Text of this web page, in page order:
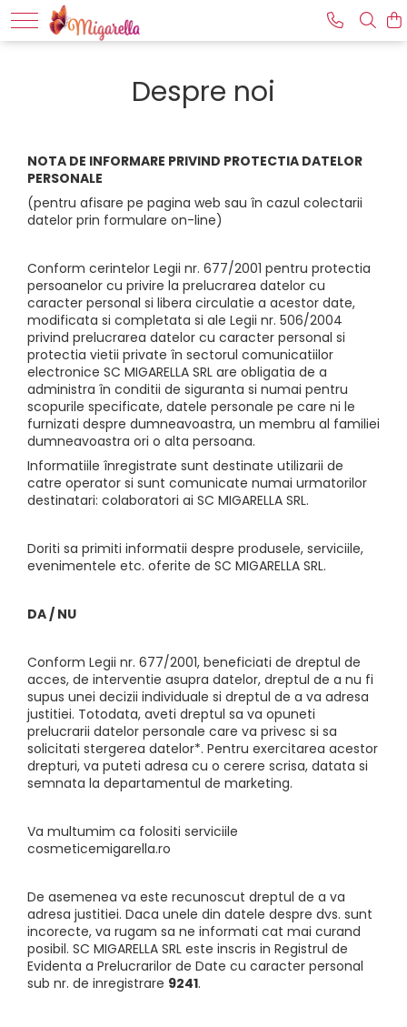
Fiole
Lotiune micelara pentru ten
Masti cosmetice
Seruri
Tratamente faciale
Anticelulita modelare corporala
Masaj
Scruburi pentru corp
Vopsea de par
Aparate de epilat si solutiiDespre noi
NOTA DE INFORMARE PRIVIND PROTECTIA DATELOR
PERSONALE
(pentru afisare pe pagina web sau în cazul colectarii
datelor prin formulare on-line)
Conform cerintelor Legii nr. 677/2001 pentru protectia
persoanelor cu privire la prelucrarea datelor cu
caracter personal si libera circulatie a acestor date,
modificata si completata si ale Legii nr. 506/2004
privind prelucrarea datelor cu caracter personal si
protectia vietii private în sectorul comunicatiilor
electronice SC MIGARELLA SRL are obligatia de a
administra în conditii de siguranta si numai pentru
scopurile specificate, datele personale pe care ni le
furnizati despre dumneavoastra, un membru al familiei
dumneavoastra ori o alta persoana.
Informatiile înregistrate sunt destinate utilizarii de
catre operator si sunt comunicate numai urmatorilor
destinatari: colaboratori ai SC MIGARELLA SRL.
Doriti sa primiti informatii despre produsele, serviciile,
evenimentele etc. oferite de SC MIGARELLA SRL.
DA / NU
Conform Legii nr. 677/2001, beneficiati de dreptul de
acces, de interventie asupra datelor, dreptul de a nu fi
supus unei decizii individuale si dreptul de a va adresa
justitiei. Totodata, aveti dreptul sa va opuneti
prelucrarii datelor personale care va privesc si sa
solicitati stergerea datelor*. Pentru exercitarea acestor
drepturi, va puteti adresa cu o cerere scrisa, datata si
semnata la departamentul de marketing.
Va multumim ca folositi serviciile
cosmeticemigarella.ro
De asemenea va este recunoscut dreptul de a va
adresa justitiei. Daca unele din datele despre dvs. sunt
incorecte, va rugam sa ne informati cat mai curand
posibil. SC MIGARELLA SRL este inscris in Registrul de
Evidenta a Prelucrarilor de Date cu caracter personal
sub nr. de inregistrare 9241.